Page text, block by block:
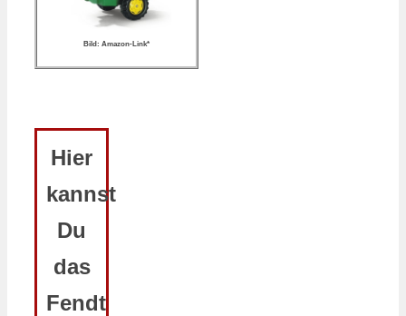
Bild: Amazon-Link*
Hier
kannst
Du
das
Fendt